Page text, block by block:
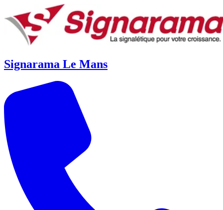
Signarama Le Mans